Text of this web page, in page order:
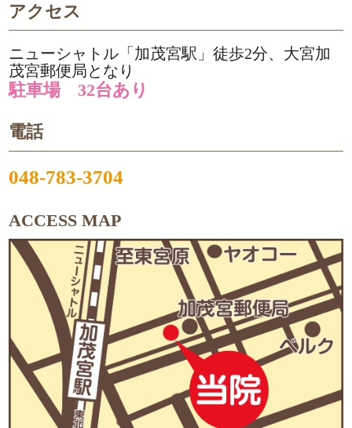
アクセス
ニューシャトル「加茂宮駅」徒歩2分、大宮加
茂宮郵便局となり
駐車場 32台あり
電話
048-783-3704
ACCESS MAP